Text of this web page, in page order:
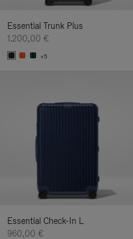
Essential Trunk Plus
1.200,00 €
+5
Essential Check-In L
960,00 €